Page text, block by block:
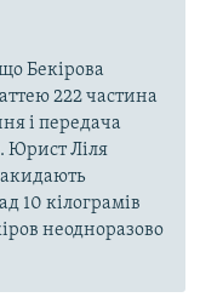
Бекірова
222 частина
і передача
Юрист Ліля
10 кілограмів
неодноразово